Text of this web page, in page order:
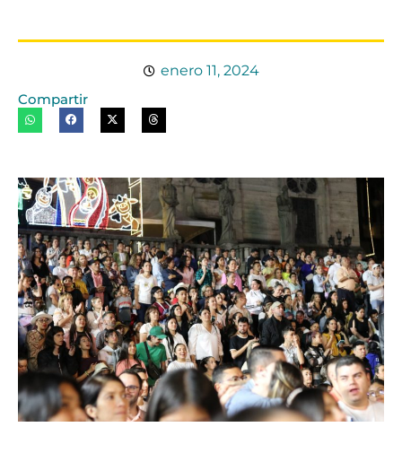
enero 11, 2024
Compartir